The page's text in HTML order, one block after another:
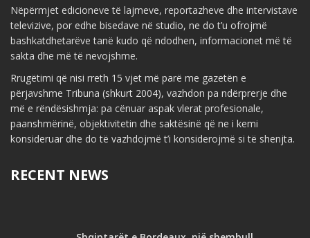
Nëpërmjet edicioneve të lajmeve, reportazheve dhe intervistave
televizive, por edhe bisedave në studio, ne do t’u ofrojmë
bashkatdhetarëve tanë kudo që ndodhen, informacionet më të
sakta dhe më të nevojshme.
Rrugëtimi që nisi rreth 15 vjet më parë me gazetën e
përjavshme Tribuna (shkurt 2004), vazhdon pa ndërprerje dhe
më e rëndësishmja: pa cënuar aspak vlerat profesionale,
paanshmërinë, objektivitetin dhe saktësinë që ne i kemi
konsideruar dhe do të vazhdojmë t’i konsiderojmë si të shenjta.
RECENT NEWS